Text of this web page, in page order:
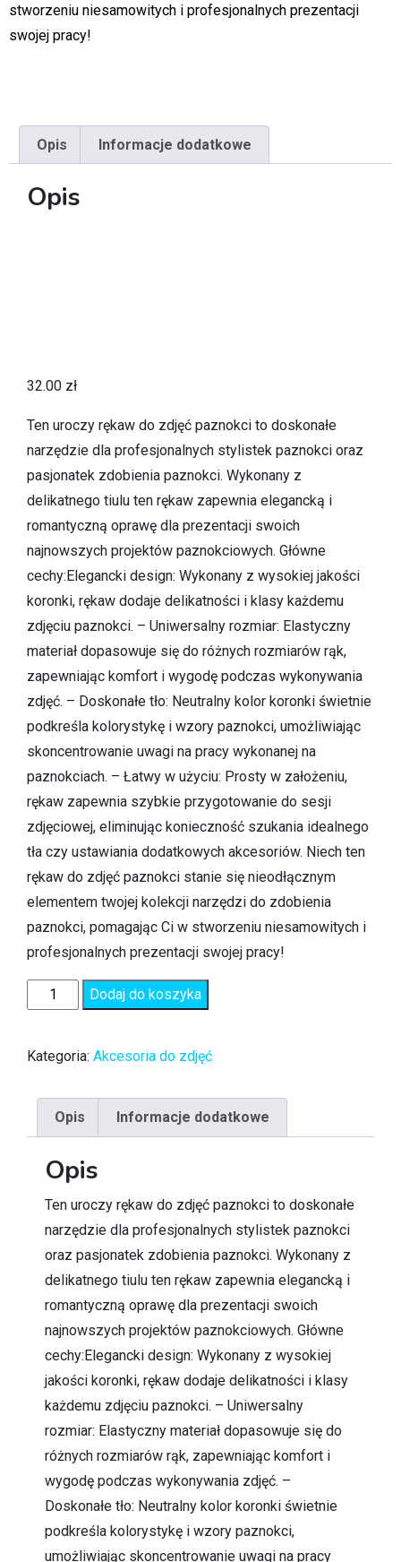
stworzeniu niesamowitych i profesjonalnych prezentacji
swojej pracy!
Opis Informacje dodatkowe
Opis
32.00 zł
Ten uroczy rękaw do zdjęć paznokci to doskonałe
narzędzie dla profesjonalnych stylistek paznokci oraz
pasjonatek zdobienia paznokci. Wykonany z
delikatnego tiulu ten rękaw zapewnia elegancką i
romantyczną oprawę dla prezentacji swoich
najnowszych projektów paznokciowych. Główne
cechy:Elegancki design: Wykonany z wysokiej jakości
koronki, rękaw dodaje delikatności i klasy każdemu
zdjęciu paznokci. – Uniwersalny rozmiar: Elastyczny
materiał dopasowuje się do różnych rozmiarów rąk,
zapewniając komfort i wygodę podczas wykonywania
zdjęć. – Doskonałe tło: Neutralny kolor koronki świetnie
podkreśla kolorystykę i wzory paznokci, umożliwiając
skoncentrowanie uwagi na pracy wykonanej na
paznokciach. – Łatwy w użyciu: Prosty w założeniu,
rękaw zapewnia szybkie przygotowanie do sesji
zdjęciowej, eliminując konieczność szukania idealnego
tła czy ustawiania dodatkowych akcesoriów. Niech ten
rękaw do zdjęć paznokci stanie się nieodłącznym
elementem twojej kolekcji narzędzi do zdobienia
paznokci, pomagając Ci w stworzeniu niesamowitych i
profesjonalnych prezentacji swojej pracy!
Dodaj do koszyka
Kategoria: Akcesoria do zdjęć
Opis Informacje dodatkowe
Opis
Ten uroczy rękaw do zdjęć paznokci to doskonałe
narzędzie dla profesjonalnych stylistek paznokci
oraz pasjonatek zdobienia paznokci. Wykonany z
delikatnego tiulu ten rękaw zapewnia elegancką i
romantyczną oprawę dla prezentacji swoich
najnowszych projektów paznokciowych. Główne
cechy:Elegancki design: Wykonany z wysokiej
jakości koronki, rękaw dodaje delikatności i klasy
każdemu zdjęciu paznokci. – Uniwersalny
rozmiar: Elastyczny materiał dopasowuje się do
różnych rozmiarów rąk, zapewniając komfort i
wygodę podczas wykonywania zdjęć. –
Doskonałe tło: Neutralny kolor koronki świetnie
podkreśla kolorystykę i wzory paznokci,
umożliwiając skoncentrowanie uwagi na pracy